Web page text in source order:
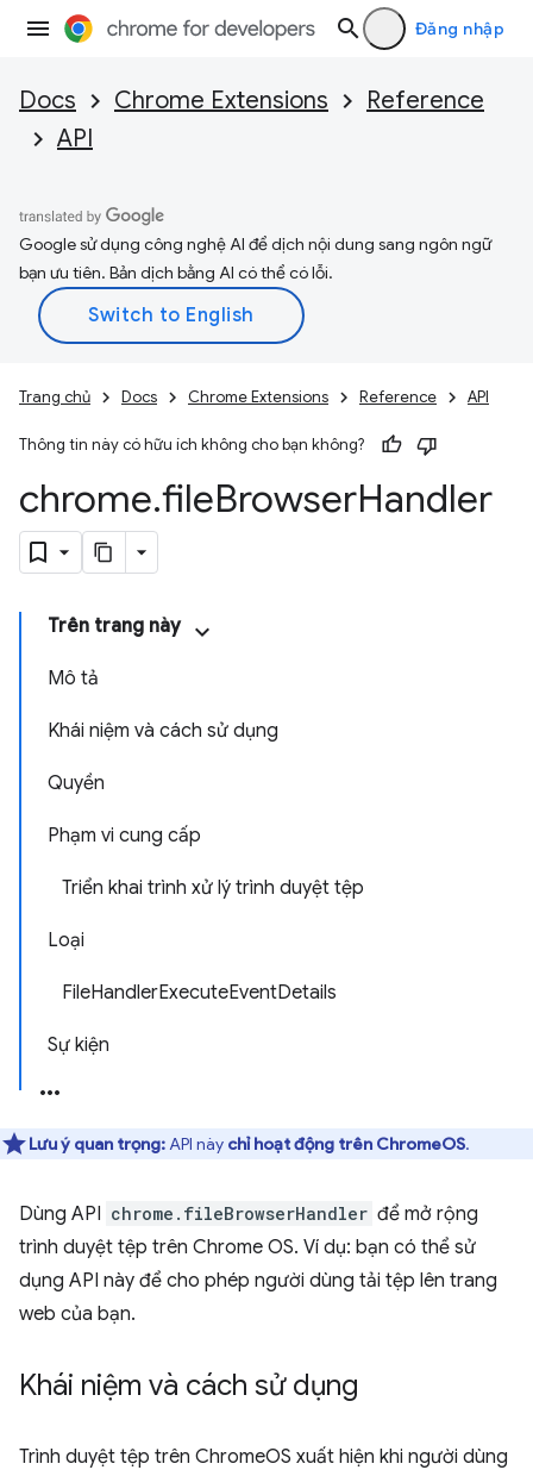
Đăng nhập
Docs Chrome Extensions
Reference
API
Google sử dụng công nghệ AI để dịch nội dung sang ngôn ngữ
bạn ưu tiên. Bản dịch bằng AI có thể có lỗi.
Trang chủ Docs Chrome Extensions Reference API
Thông tin này có hữu ích không cho bạn không?
chrome.fileBrowserHandler
Trên trang này
Mô tả
Khái niệm và cách sử dụng
Quyền
Phạm vi cung cấp
Triển khai trình xử lý trình duyệt tệp
Loại
FileHandlerExecuteEventDetails
Sự kiện
Lưu ý quan trọng:API này chỉ hoạt động trên ChromeOS.
Dùng API chrome.fileBrowserHandler để mở rộng
trình duyệt tệp trên Chrome OS. Ví dụ: bạn có thể sử
dụng API này để cho phép người dùng tải tệp lên trang
web của bạn.
Khái niệm và cách sử dụng
Trình duyệt tệp trên ChromeOS xuất hiện khi người dùng